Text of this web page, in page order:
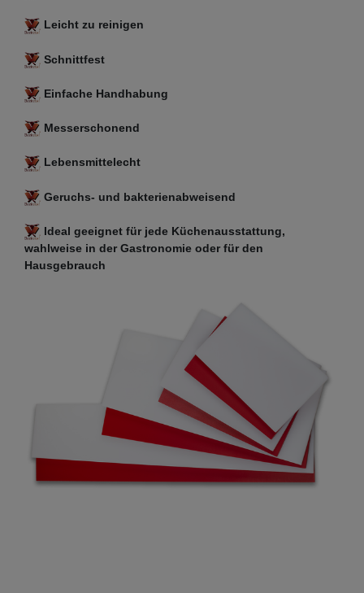
Leicht zu reinigen
Schnittfest
Einfache Handhabung
Messerschonend
Lebensmittelecht
Geruchs- und bakterienabweisend
Ideal geeignet für jede Küchenausstattung,
wahlweise in der Gastronomie oder für den
Hausgebrauch